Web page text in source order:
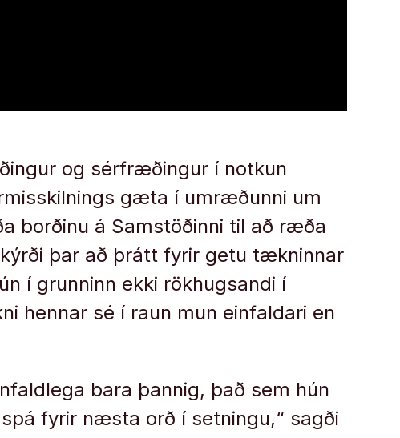
og sérfræðingur í notkun
gæta í umræðunni um
borðinu á Samstöðinni til að ræða
þar að þrátt fyrir getu tækninnar
í grunninn ekki rökhugsandi í
hennar sé í raun mun einfaldari en
bara þannig, það sem hún
fyrir næsta orð í setningu,“ sagði